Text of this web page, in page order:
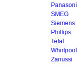
SMEG
Siemens
Phillips
Tefal
Whirlpool
Zanussi